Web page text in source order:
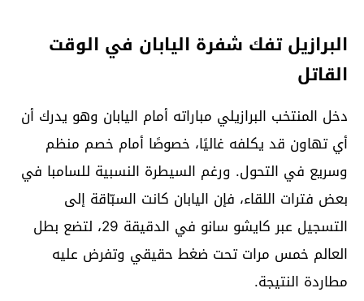
البرازيل تفك شفرة اليابان في الوقت
القاتل
دخل المنتخب البرازيلي مباراته أمام اليابان وهو يدرك أن
أي تهاون قد يكلفه غاليًا، خصوصًا أمام خصم منظم
وسريع في التحول. ورغم السيطرة النسبية للسامبا في
بعض فترات اللقاء، فإن اليابان كانت السبّاقة إلى
التسجيل عبر كايشو سانو في الدقيقة 29، لتضع بطل
العالم خمس مرات تحت ضغط حقيقي وتفرض عليه
مطاردة النتيجة.